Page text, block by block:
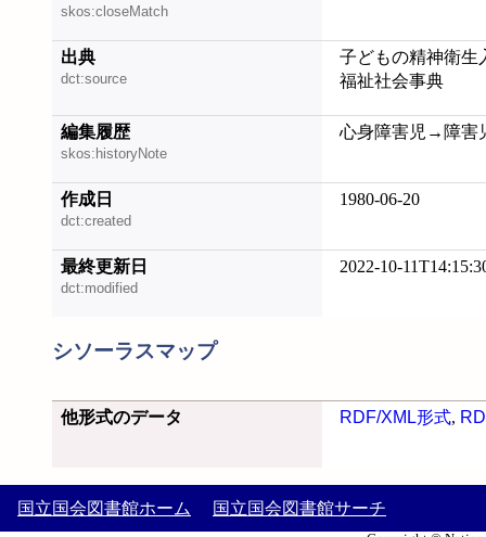
skos:closeMatch
出典
dct:source
子どもの精神衛生
福祉社会事典
編集履歴
skos:historyNote
心身障害児→障害
作成日
dct:created
1980-06-20
最終更新日
dct:modified
2022-10-
シソーラスマップ
他形式のデータ RDF/XML形式,
国立国会図書館ホーム 国立国会図書館サーチ